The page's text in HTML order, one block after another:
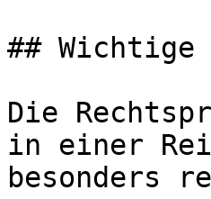
## Wichtige
Die
in einer
besonders